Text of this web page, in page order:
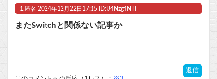
【ラブライブ！】みらぱラジオ、ガチホモ他
1. 匿名 2024年12月22日17:15 ID:U4Nzg4NTI
またSwitchと関係ない記事か
返信